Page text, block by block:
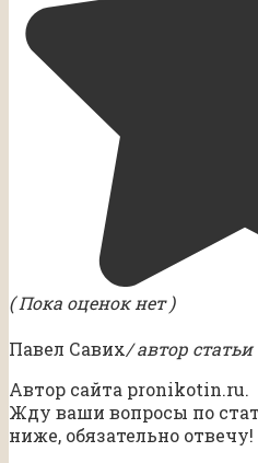
( Пока оценок нет )
Павел Савих/ автор статьи
Автор сайта pronikotin.ru.
Жду ваши вопросы по
ниже, обязательно отвечу!